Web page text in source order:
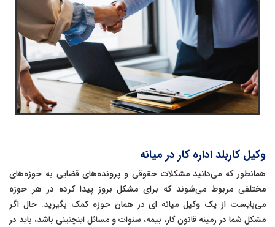
وکیل کاربلد اداره کار در میانه
همانطور که می‌دانید مشکلات حقوقی و پرونده‌های قضایی به حوزه‌های
مختلفی مربوط می‌شوند که برای مشکل بروز پیدا کرده در هر حوزه
می‌بایست از یک وکیل میانه ای در همان حوزه کمک بگیرید. حال اگر
مشکل شما در زمینه قانون کار، بیمه، سنوات و مسائل اینچنینی باشد، باید در